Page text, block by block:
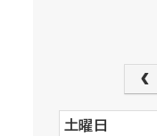
土曜日